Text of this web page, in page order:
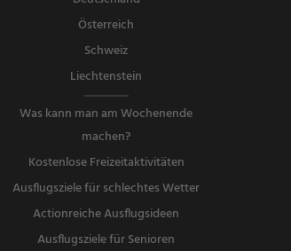
Österreich
Schweiz
Liechtenstein
Was kann man am Wochenende
machen?
Kostenlose Freizeitaktivitäten
Ausflugsziele für schlechtes Wetter
Actionreiche Ausflugsideen
Ausflugsziele für Senioren